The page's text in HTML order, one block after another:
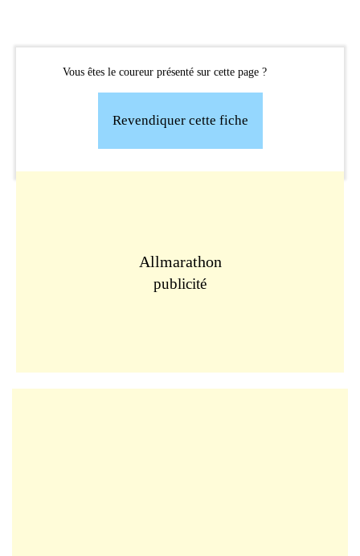
Vous êtes le coureur présenté sur cette page ?
Revendiquer cette fiche
Allmarathon
publicité